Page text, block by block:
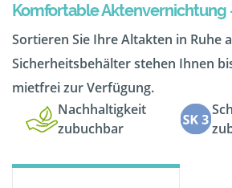
Komfortable Aktenvernichtung
Sortieren Sie Ihre Altakten in Ruhe
Sicherheitsbehälter stehen Ihnen
mietfrei zur Verfügung.
Nachhaltigkeit
zubuchbar